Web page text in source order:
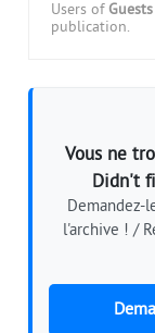
Users of Guests
publication.
Vous ne
Didn't
Demandez-
l'archive ! /